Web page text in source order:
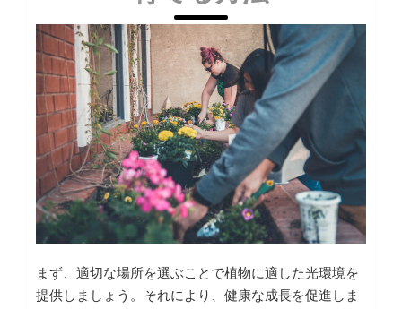
まず、適切な場所を選ぶことで植物に適した光環境を
提供しましょう。それにより、健康な成長を促進しま